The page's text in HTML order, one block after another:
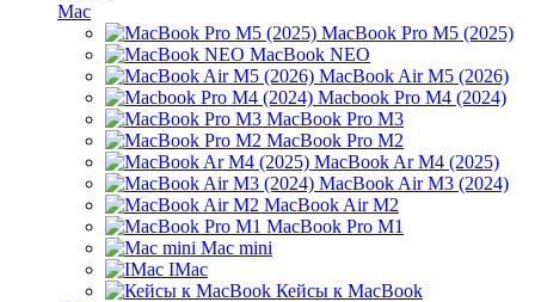
Mac
MacBook Pro M5 (2025)
MacBook NEO
MacBook Air M5 (2026)
Macbook Pro M4 (2024)
MacBook Pro M3
MacBook Pro M2
MacBook Ar M4 (2025)
MacBook Air M3 (2024)
MacBook Air M2
MacBook Pro M1
Mac mini
IMac
Кейсы к MacBook